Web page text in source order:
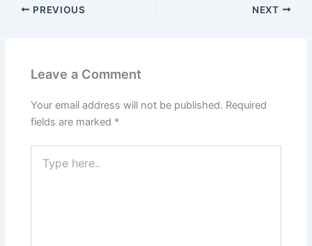
PREVIOUS NEXT
Leave a Comment
Your email address will not be published. Required
fields are marked *
here..